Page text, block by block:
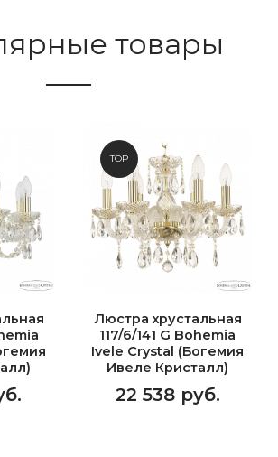
товары
TOP
Люстра хрустальная
117/6/141 G Bohemia
Ivele Crystal (Богемия
Ивеле Кристалл)
22 538 руб.